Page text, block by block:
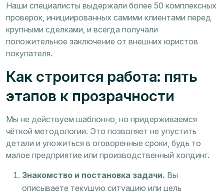
Наши специалисты выдержали более 50 комплексных
проверок, инициированных самими клиентами перед
крупными сделками, и всегда получали
положительное заключение от внешних юристов
покупателя.
Как строится работа: пять
этапов к прозрачности
Мы не действуем шаблонно, но придерживаемся
чёткой методологии. Это позволяет не упустить
детали и уложиться в оговоренные сроки, будь то
малое предприятие или производственный холдинг.
Знакомство и постановка задачи. Вы
описываете текущую ситуацию или цель